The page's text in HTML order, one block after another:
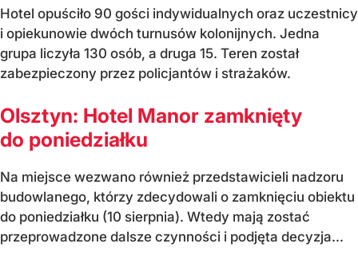
Hotel opuściło 90 gości indywidualnych oraz uczestnicy
i opiekunowie dwóch turnusów kolonijnych. Jedna
grupa liczyła 130 osób, a druga 15. Teren został
zabezpieczony przez policjantów i strażaków.
Olsztyn: Hotel Manor zamknięty
do poniedziałku
Na miejsce wezwano również przedstawicieli nadzoru
budowlanego, którzy zdecydowali o zamknięciu obiektu
do poniedziałku (10 sierpnia). Wtedy mają zostać
przeprowadzone dalsze czynności i podjęta decyzja...